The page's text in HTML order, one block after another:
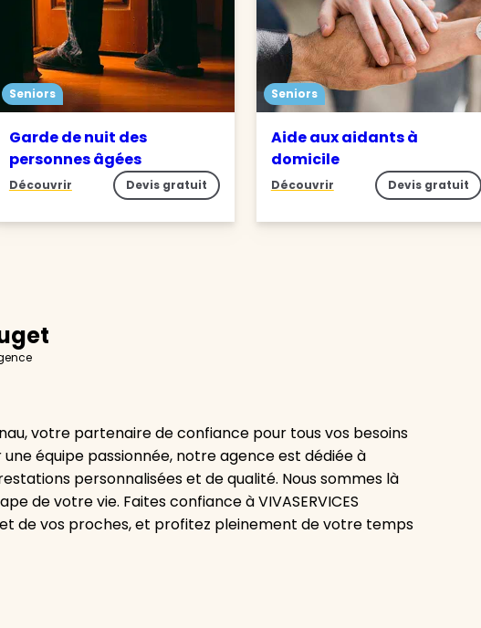
Seniors
Garde de nuit des
personnes âgées
Découvrir Devis gratuit
Seniors
Aide aux aidants à
domicile
Découvrir Devis gratuit
votre partenaire de confiance pour tous vos besoins
équipe passionnée, notre agence est dédiée à
personnalisées et de qualité. Nous sommes là
de votre vie. Faites confiance à VIVASERVICES
de vos proches, et profitez pleinement de votre temps